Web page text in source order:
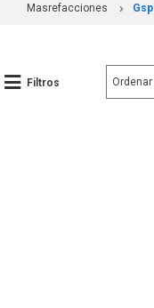
Masrefacciones Gsp
Filtros